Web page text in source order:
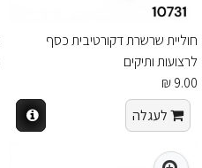
חוליית שרשרת דקורטיבית כסף
לרצועות ותיקים
9.00 ₪
לעגלה